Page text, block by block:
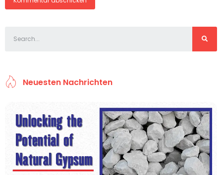
Neuesten Nachrichten